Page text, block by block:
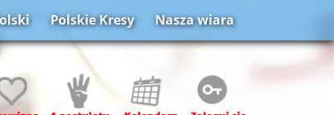
Polskie Kresy Nasza wiara